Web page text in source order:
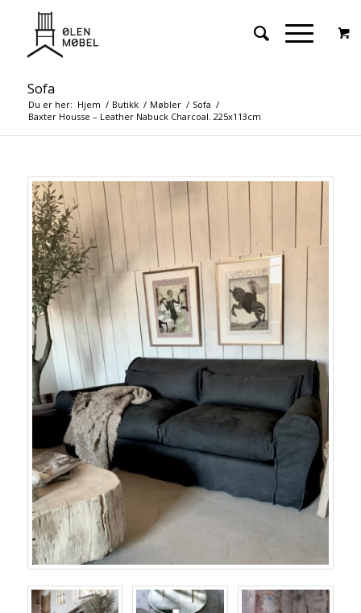
Sofa
Du er her: Hjem / Butikk / Møbler / Sofa /
Baxter Housse – Leather Nabuck Charcoal. 225x113cm